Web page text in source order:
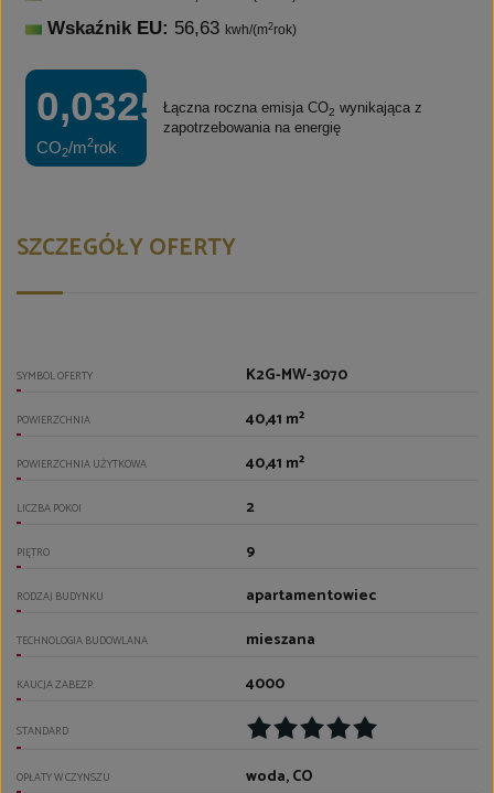
Wskaźnik EU: 56,63 kwh/(m2rok)
0,0325t
CO2/m2rok
Łączna roczna emisja CO2 wynikająca z
zapotrzebowania na energię
SZCZEGÓŁY OFERTY
SYMBOL OFERTY K2G-MW-3070
POWIERZCHNIA 40,41 m²
POWIERZCHNIA UŻYTKOWA 40,41 m²
LICZBA POKOI 2
PIĘTRO 9
RODZAJ BUDYNKU apartamentowiec
TECHNOLOGIA BUDOWLANA mieszana
KAUCJA ZABEZP. 4000
STANDARD
OPŁATY W CZYNSZU woda, CO